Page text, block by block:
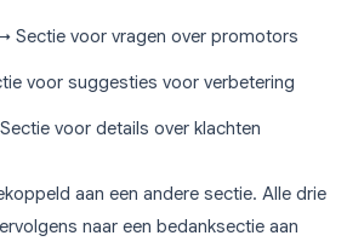
Sectie voor vragen over promotors
voor suggesties voor verbetering
voor details over klachten
aan een andere sectie. Alle drie
naar een bedanksectie aan